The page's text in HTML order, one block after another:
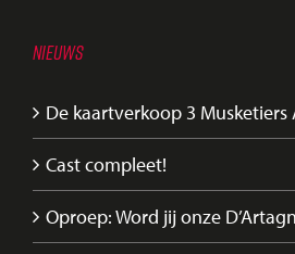
NIEUWS
De kaartverkoop 3
Cast compleet!
Oproep: Word jij onze